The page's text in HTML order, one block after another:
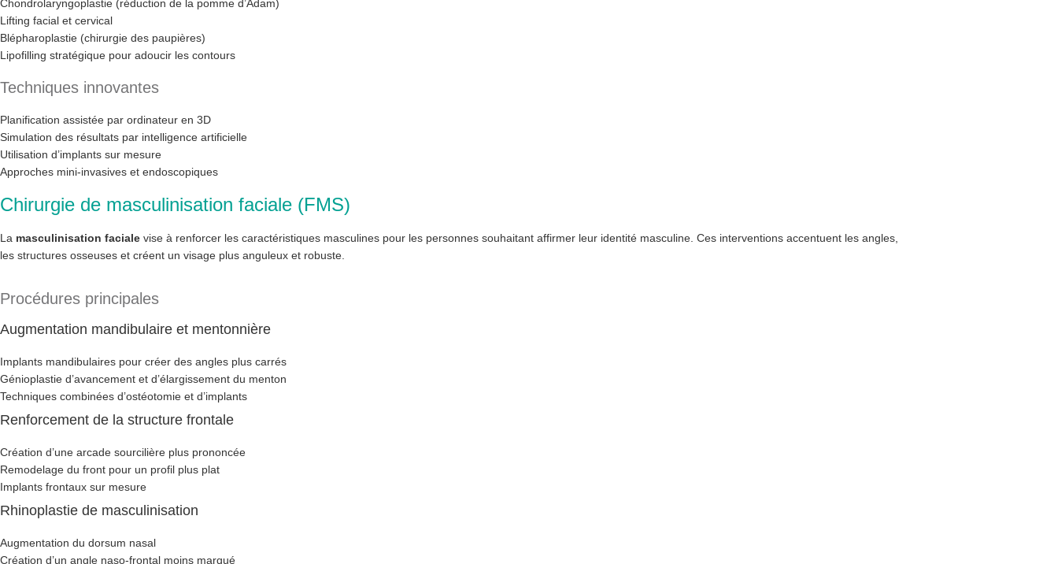
Chondrolaryngoplastie (réduction de la pomme d’Adam)
Lifting facial et cervical
Blépharoplastie (chirurgie des paupières)
Lipofilling stratégique pour adoucir les contours
Techniques innovantes
Planification assistée par ordinateur en 3D
Simulation des résultats par intelligence artificielle
Utilisation d’implants sur mesure
Approches mini-invasives et endoscopiques
Chirurgie de masculinisation faciale (FMS)
La masculinisation faciale vise à renforcer les caractéristiques masculines pour les personnes souhaitant affirmer leur identité masculine. Ces interventions accentuent les angles,
les structures osseuses et créent un visage plus anguleux et robuste.
Procédures principales
Augmentation mandibulaire et mentonnière
Implants mandibulaires pour créer des angles plus carrés
Génioplastie d’avancement et d’élargissement du menton
Techniques combinées d’ostéotomie et d’implants
Renforcement de la structure frontale
Création d’une arcade sourcilière plus prononcée
Remodelage du front pour un profil plus plat
Implants frontaux sur mesure
Rhinoplastie de masculinisation
Augmentation du dorsum nasal
Création d’un angle naso-frontal moins marqué